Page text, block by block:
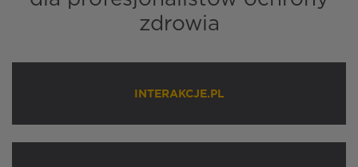
zdrowia
INTERAKCJE.PL